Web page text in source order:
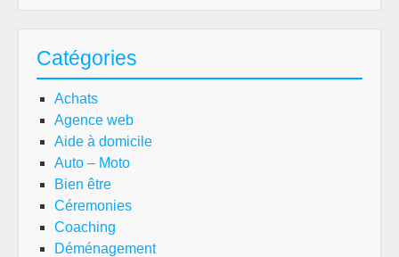
Catégories
Achats
Agence web
Aide à domicile
Auto – Moto
Bien être
Céremonies
Coaching
Déménagement